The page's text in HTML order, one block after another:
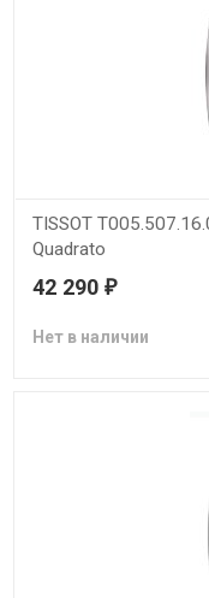
TISSOT
Quadrato
42 290 ₽
Нет в наличии